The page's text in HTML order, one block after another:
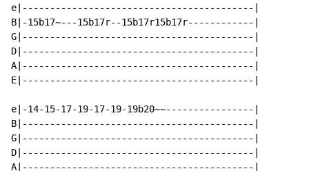
e|------------------------------------------|
B|-15b17~---15b17r--15b17r15b17r------------|
G|------------------------------------------|
D|------------------------------------------|
A|------------------------------------------|
E|------------------------------------------|
e|-14-15-17-19-17-19-19b20~~----------------|
B|------------------------------------------|
G|------------------------------------------|
D|------------------------------------------|
A|------------------------------------------|